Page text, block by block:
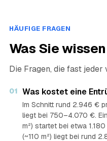
HÄUFIGE FRAGEN
Was Sie
Die Fragen, die fast
01 Was kostet eine
Im Schnitt rund 2.946 €
liegt bei 750–4.070 €.
m²) startet bei etwa
(~110 m²) liegt bei rund